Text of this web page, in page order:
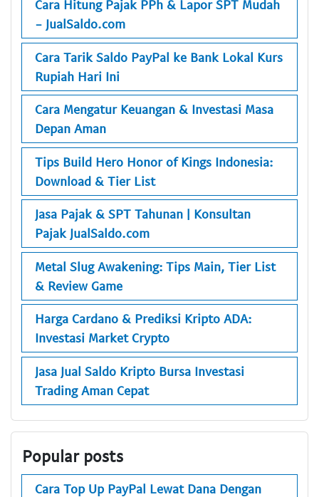
Cara Hitung Pajak PPh & Lapor SPT Mudah
- JualSaldo.com
Cara Tarik Saldo PayPal ke Bank Lokal Kurs
Rupiah Hari Ini
Cara Mengatur Keuangan & Investasi Masa
Depan Aman
Tips Build Hero Honor of Kings Indonesia:
Download & Tier List
Jasa Pajak & SPT Tahunan | Konsultan
Pajak JualSaldo.com
Metal Slug Awakening: Tips Main, Tier List
& Review Game
Harga Cardano & Prediksi Kripto ADA:
Investasi Market Crypto
Jasa Jual Saldo Kripto Bursa Investasi
Trading Aman Cepat
Popular posts
Cara Top Up PayPal Lewat Dana Dengan